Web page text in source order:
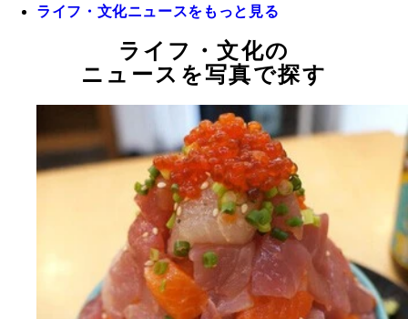
ライフ・文化ニュースをもっと見る
ライフ・文化の
ニュースを写真で探す